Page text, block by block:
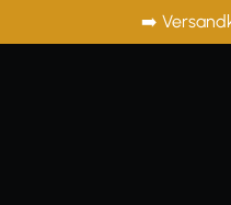
springen
➡️